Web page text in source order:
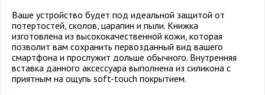
Ваше устройство будет под идеальной защитой от
потертостей, сколов, царапин и пыли. Книжка
изготовлена из высококачественной кожи, которая
позволит вам сохранить первозданный вид вашего
смартфона и прослужит дольше обычного. Внутренняя
вставка данного аксессуара выполнена из силикона с
приятным на ощупь soft-touch покрытием.